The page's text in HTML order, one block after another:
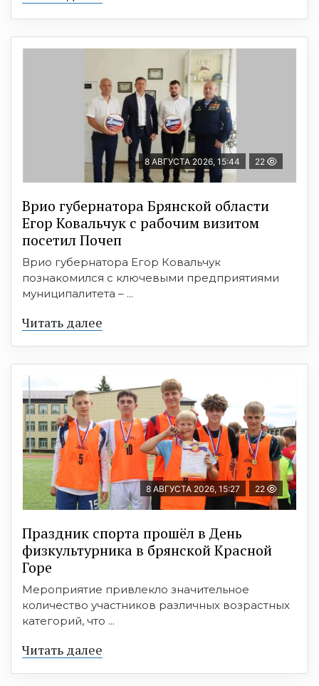
8 АВГУСТА 2026, 15:44 22
Врио губернатора Брянской области
Егор Ковальчук с рабочим визитом
посетил Почеп
Врио губернатора Егор Ковальчук
познакомился с ключевыми предприятиями
муниципалитета – ...
Читать далее
8 АВГУСТА 2026, 15:27 22
Праздник спорта прошёл в День
физкультурника в брянской Красной
Горе
Мероприятие привлекло значительное
количество участников различных возрастных
категорий, что ...
Читать далее